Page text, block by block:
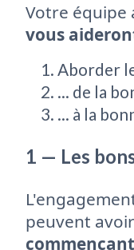
Votre équipe
vous
Aborder
... de la
... à la
1 — Les
peuvent